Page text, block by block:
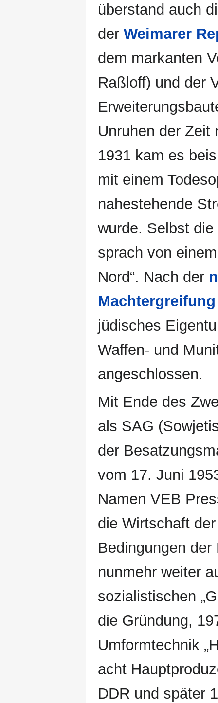
überstand auch
der Weimarer
dem markanten
Raßloff) und der
Unruhen der Zeit
1931 kam es
mit einem
nahestehende
wurde. Selbst die
sprach von
Nord“. Nach der
Machtergreifung
jüdisches
Waffen- und
angeschlossen.
Mit Ende des
als SAG
der
vom 17. Juni
Namen VEB
die Wirtschaft
Bedingungen
nunmehr weiter
sozialistischen
die Gründung,
Umformtechnik
acht
DDR und später